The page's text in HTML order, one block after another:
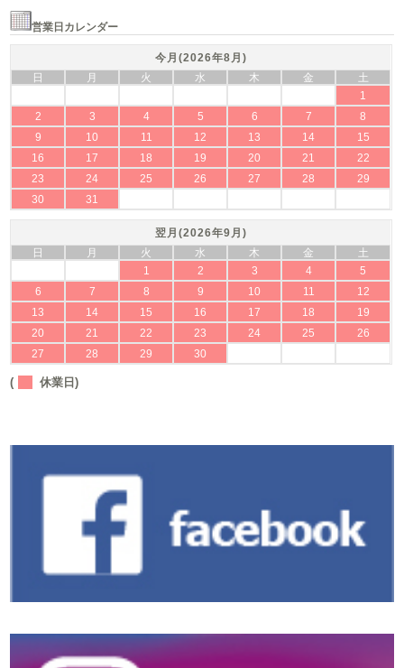
営業日カレンダー
今月(2026年8月)
日
月 火 水 木 金
土
1
2
3 4 5 6 7
8
9
10 11 12 13 14
15
16
17 18 19 20 21
22
23
24 25 26 27 28
29
30
31
翌月(2026年9月)
日
月 火 水 木 金
土
1
2 3 4
5
6
7 8 9 10 11
12
13
14 15 16 17 18
19
20
21 22 23 24 25
26
27
28 29 30
( 休業日)